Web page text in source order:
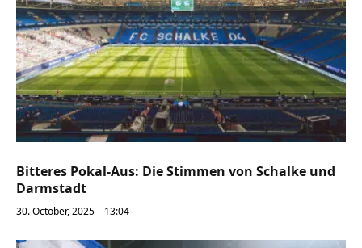
Bitteres Pokal-Aus: Die Stimmen von Schalke und
Darmstadt
30. October, 2025 – 13:04